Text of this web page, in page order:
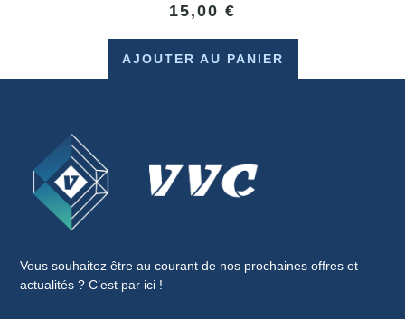
15,00 €
AJOUTER AU PANIER
Vous souhaitez être au courant de nos prochaines offres et
actualités ? C’est par ici !